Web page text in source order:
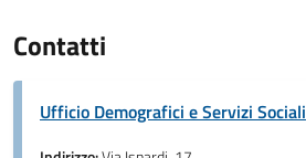
Contatti
Ufficio Demografici e Servizi Sociali